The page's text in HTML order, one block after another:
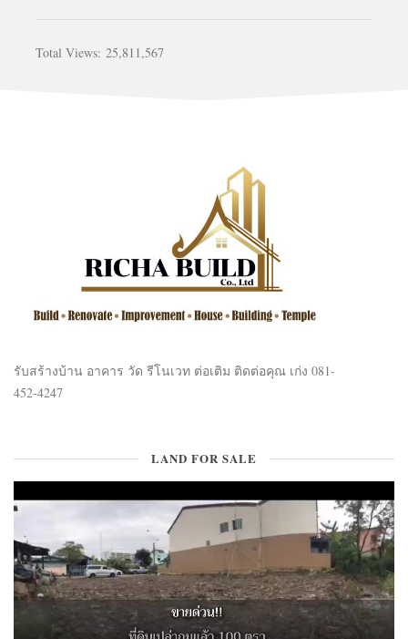
Total Views: 25,811,567
รับสร้างบ้าน อาคาร วัด รีโนเวท ต่อเติม ติดต่อคุณ เก่ง 081-
452-4247
LAND FOR SALE